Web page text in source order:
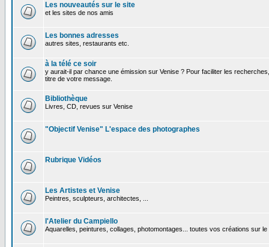
Les nouveautés sur le site
et les sites de nos amis
Les bonnes adresses
autres sites, restaurants etc.
à la télé ce soir
y aurait-il par chance une émission sur Venise ? Pour faciliter les
titre de votre message.
Bibliothèque
Livres, CD, revues sur Venise
"Objectif Venise" L'espace des photographes
Rubrique Vidéos
Les Artistes et Venise
Peintres, sculpteurs, architectes, ...
l'Atelier du Campiello
Aquarelles, peintures, collages, photomontages... toutes vos créations sur le